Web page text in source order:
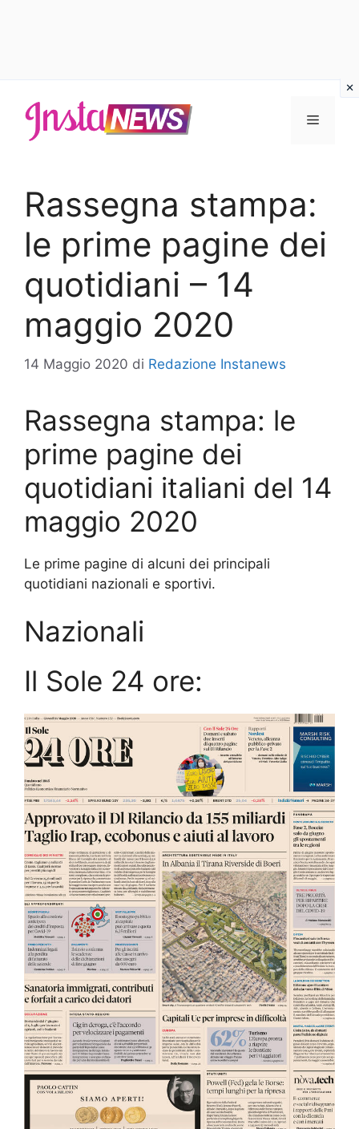
contenuto
Menu
Rassegna stampa:
le prime pagine dei
quotidiani – 14
maggio 2020
14 Maggio 2020 di Redazione Instanews
Rassegna stampa: le
prime pagine dei
quotidiani italiani del 14
maggio 2020
Le prime pagine di alcuni dei principali
quotidiani nazionali e sportivi.
Nazionali
Il Sole 24 ore: